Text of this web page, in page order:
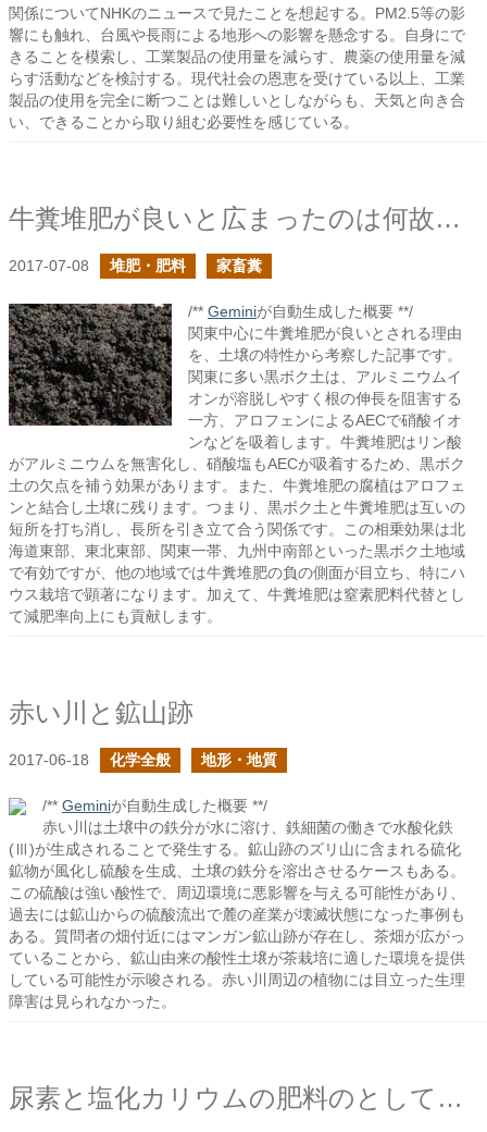
関係についてNHKのニュースで見たことを想起する。PM2.5等の影
響にも触れ、台風や長雨による地形への影響を懸念する。自身にで
きることを模索し、工業製品の使用量を減らす、農薬の使用量を減
らす活動などを検討する。現代社会の恩恵を受けている以上、工業
製品の使用を完全に断つことは難しいとしながらも、天気と向き合
い、できることから取り組む必要性を感じている。
牛糞堆肥が良いと広まったのは何故なのか？を考えてみる
2017-07-08 堆肥・肥料 家畜糞
/** Geminiが自動生成した概要 **/
関東中心に牛糞堆肥が良いとされる理由
を、土壌の特性から考察した記事です。
関東に多い黒ボク土は、アルミニウムイ
オンが溶脱しやすく根の伸長を阻害する
一方、アロフェンによるAECで硝酸イオ
ンなどを吸着します。牛糞堆肥はリン酸
がアルミニウムを無害化し、硝酸塩もAECが吸着するため、黒ボク
土の欠点を補う効果があります。また、牛糞堆肥の腐植はアロフェ
ンと結合し土壌に残ります。つまり、黒ボク土と牛糞堆肥は互いの
短所を打ち消し、長所を引き立て合う関係です。この相乗効果は北
海道東部、東北東部、関東一帯、九州中南部といった黒ボク土地域
で有効ですが、他の地域では牛糞堆肥の負の側面が目立ち、特にハ
ウス栽培で顕著になります。加えて、牛糞堆肥は窒素肥料代替とし
て減肥率向上にも貢献します。
赤い川と鉱山跡
2017-06-18 化学全般 地形・地質
/** Geminiが自動生成した概要 **/
赤い川は土壌中の鉄分が水に溶け、鉄細菌の働きで水酸化鉄
(Ⅲ)が生成されることで発生する。鉱山跡のズリ山に含まれる硫化
鉱物が風化し硫酸を生成、土壌の鉄分を溶出させるケースもある。
この硫酸は強い酸性で、周辺環境に悪影響を与える可能性があり、
過去には鉱山からの硫酸流出で麓の産業が壊滅状態になった事例も
ある。質問者の畑付近にはマンガン鉱山跡が存在し、茶畑が広がっ
ていることから、鉱山由来の酸性土壌が茶栽培に適した環境を提供
している可能性が示唆される。赤い川周辺の植物には目立った生理
障害は見られなかった。
尿素と塩化カリウムの肥料のとしての使いどころ